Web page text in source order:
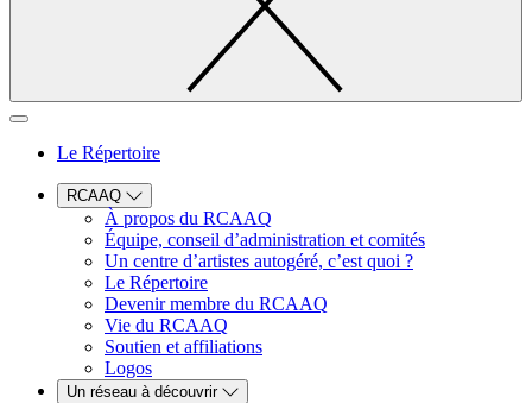
Le Répertoire
RCAAQ
À propos du RCAAQ
Équipe, conseil d’administration et comités
Un centre d’artistes autogéré, c’est quoi ?
Le Répertoire
Devenir membre du RCAAQ
Vie du RCAAQ
Soutien et affiliations
Logos
Un réseau à découvrir